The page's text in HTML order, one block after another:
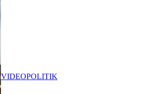
VIDEOPOLITIK